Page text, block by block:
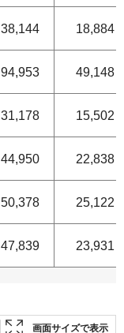
38,144 18,884
94,953 49,148
31,178 15,502
44,950 22,838
50,378 25,122
47,839 23,931
画面サイズで表示